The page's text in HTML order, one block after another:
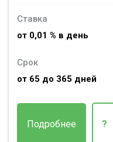
Ставка
от 0,01 % в день
Срок
от 65 до 365 дней
Подробнее ?